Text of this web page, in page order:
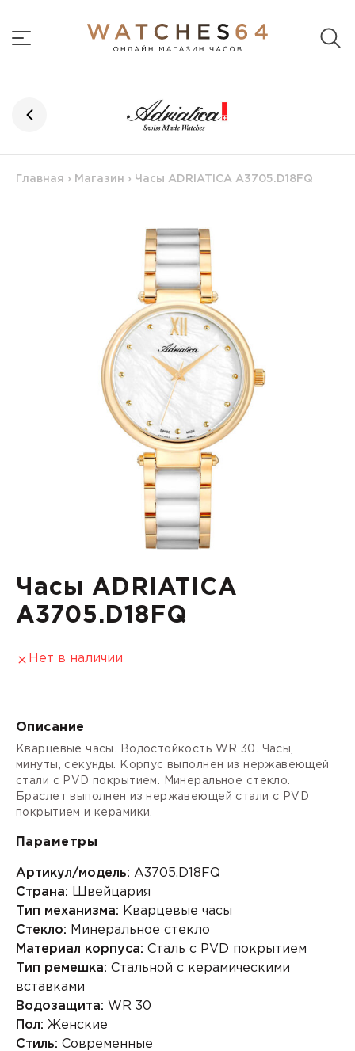
Главная › Магазин › Часы ADRIATICA A3705.D18FQ
Часы ADRIATICA
A3705.D18FQ
Нет в наличии
Описание
Кварцевые часы. Водостойкость WR 30. Часы,
минуты, секунды. Корпус выполнен из нержавеющей
стали с PVD покрытием. Минеральное стекло.
Браслет выполнен из нержавеющей стали с PVD
покрытием и керамики.
Параметры
Артикул/модель: A3705.D18FQ
Страна: Швейцария
Тип механизма: Кварцевые часы
Стекло: Минеральное стекло
Материал корпуса: Сталь с PVD покрытием
Тип ремешка: Стальной с керамическими
вставками
Водозащита: WR 30
Пол: Женские
Стиль: Современные